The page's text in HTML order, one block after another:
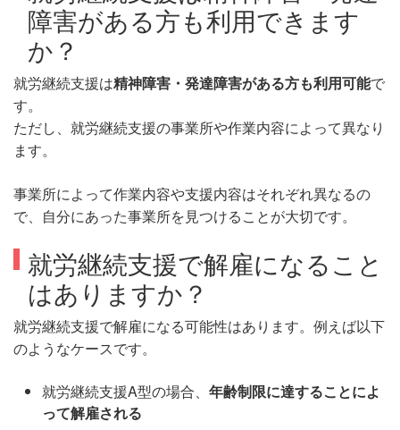
障害がある方も利用できます
か？
就労継続支援は精神障害・発達障害がある方も利用可能で
す。
ただし、就労継続支援の事業所や作業内容によって異なり
ます。
事業所によって作業内容や支援内容はそれぞれ異なるの
で、自分にあった事業所を見つけることが大切です。
就労継続支援で解雇になること
はありますか？
就労継続支援で解雇になる可能性はあります。例えば以下
のようなケースです。
就労継続支援A型の場合、 年齢制限に達することによ
って解雇される